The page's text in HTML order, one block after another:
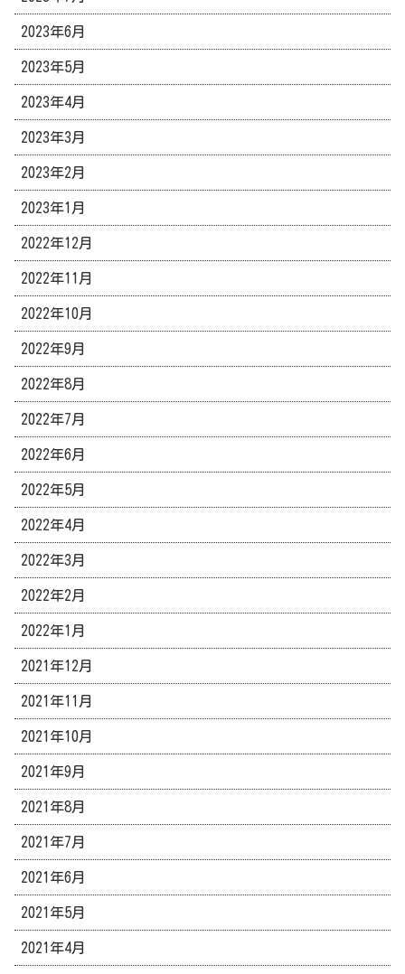
2023年6月
2023年5月
2023年4月
2023年3月
2023年2月
2023年1月
2022年12月
2022年11月
2022年10月
2022年9月
2022年8月
2022年7月
2022年6月
2022年5月
2022年4月
2022年3月
2022年2月
2022年1月
2021年12月
2021年11月
2021年10月
2021年9月
2021年8月
2021年7月
2021年6月
2021年5月
2021年4月